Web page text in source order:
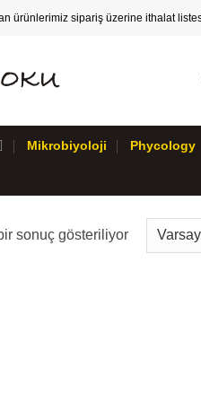
ürünlerimiz sipariş üzerine ithalat
Mikrobiyoloji Phycology
sonuç gösteriliyor